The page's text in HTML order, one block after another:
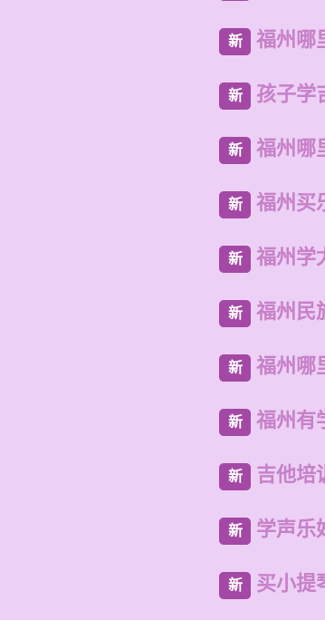
新 福州哪
新 孩子学
新 福州哪
新 福州买
新 福州学
新 福州民
新 福州哪
新 福州有
新 吉他培
新 学声乐
新 买小提